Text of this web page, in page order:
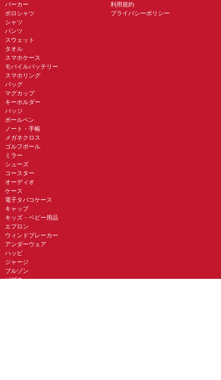
パーカー
ポロシャツ
シャツ
パンツ
スウェット
タオル
スマホケース
モバイルバッテリー
スマホリング
バッグ
マグカップ
キーホルダー
バッジ
ボールペン
ノート・手帳
メガネクロス
ゴルフボール
ミラー
シューズ
コースター
オーディオ
ケース
電子タバコケース
キャップ
キッズ・ベビー用品
エプロン
ウィンドブレーカー
アンダーウェア
ハッピ
ジャージ
ブルゾン
ビブス
利用規約
プライバシーポリシー